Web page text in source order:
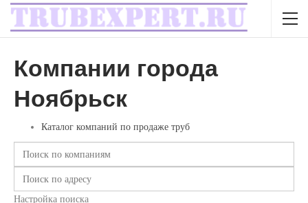
Компании города
Ноябрьск
Каталог компаний по продаже труб
Настройка поиска